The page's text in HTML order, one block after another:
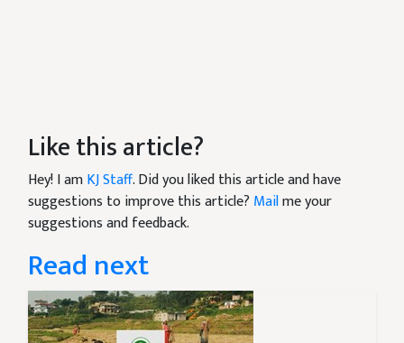
Like this article?
Hey! I amKJ Staff. Did you liked this article and have
suggestions to improve this article? Mailme your
suggestions and feedback.
Read next